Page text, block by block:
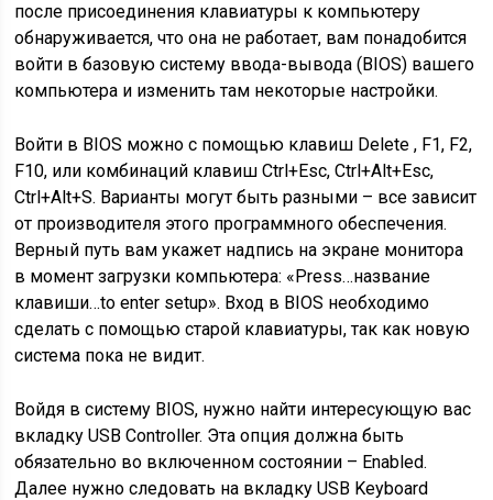
после присоединения клавиатуры к компьютеру
обнаруживается, что она не работает, вам понадобится
войти в базовую систему ввода-вывода (BIOS) вашего
компьютера и изменить там некоторые настройки.
Войти в BIOS можно с помощью клавиш Delete , F1, F2,
F10, или комбинаций клавиш Ctrl+Esc, Ctrl+Alt+Esc,
Ctrl+Alt+S. Варианты могут быть разными – все зависит
от производителя этого программного обеспечения.
Верный путь вам укажет надпись на экране монитора
в момент загрузки компьютера: «Press…название
клавиши…to enter setup». Вход в BIOS необходимо
сделать с помощью старой клавиатуры, так как новую
система пока не видит.
Войдя в систему BIOS, нужно найти интересующую вас
вкладку USB Controller. Эта опция должна быть
обязательно во включенном состоянии – Enabled.
Далее нужно следовать на вкладку USB Keyboard